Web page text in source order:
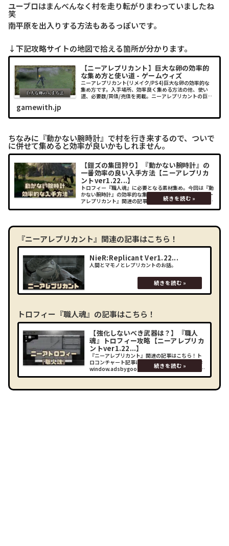
ユーブロはまんべんなく村を走り転がりまわっていましたね
笑
南平原を出入りする方法もあるっぽいです。
↓下記攻略サイトの地図で拾える箇所が分かります。
【ニーアレプリカント】巨大な卵の効率的
な集め方と使い道 - ゲームウィズ
ニーアレプリカント(リメイク/PS4)巨大な卵の効率的な
集め方です。入手場所、効率良く集める方法の他、使い
道、必要数/買値/売値を掲載。ニーアレプリカントの巨大
gamewith.jp
ちなみに『動かない腕時計』で村を行き来するので、ついで
に併せて集めると効率が良いかもしれません。
【鎧ズの集団狩り】『動かない腕時計』の
一番効率の良い入手方法【ニーアレプリカ
ントver1.22...】
トロフィー『職人魂』に必要となる素材集め。今回は『動
かない腕時計』の効率的な集め方を紹介致します。『ニー
アレプリカント』関連の記事はこちら！トロフィー『職人
魂』の記事はこちら！ (adsbygoogle =
『ニーアレプリカント』関連の記事はこちら！
NieR:Replicant Ver1.22...
人間とマモノとレプリカントのお話。
トロフィー『職人魂』の記事はこちら！
【強化しないべき武器は？】『職人
魂』トロフィー攻略【ニーアレプリカ
ントver1.22...】
『ニーアレプリカント』関連の記事はこちら！ト
ロコンチャート記事はこちら！ (adsbygoogle =
window.adsbygoogle || []).push({});トロフィー
『職人魂』について職人魂33種類の武器を最高レ